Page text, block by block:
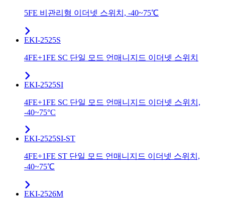
5FE 비관리형 이더넷 스위치, -40~75℃
EKI-2525S
4FE+1FE SC 단일 모드 언매니지드 이더넷 스위치
EKI-2525SI
4FE+1FE SC 단일 모드 언매니지드 이더넷 스위치,
-40~75°C
EKI-2525SI-ST
4FE+1FE ST 단일 모드 언매니지드 이더넷 스위치,
-40~75℃
EKI-2526M